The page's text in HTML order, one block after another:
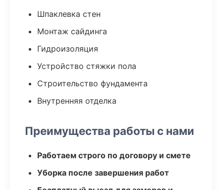
Шпаклевка стен
Монтаж сайдинга
Гидроизоляция
Устройство стяжки пола
Строительство фундамента
Внутренняя отделка
Преимущества работы с нами
Работаем строго по договору и смете
Уборка после завершения работ